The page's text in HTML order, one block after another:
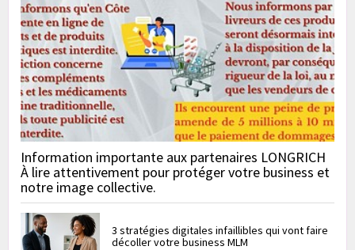
Information importante aux partenaires LONGRICH
À lire attentivement pour protéger votre business et
notre image collective.
3 stratégies digitales infaillibles qui vont faire
décoller votre business MLM